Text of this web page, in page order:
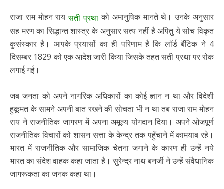
राजा राम मोहन रायसती प्रथा को अमानुषिक मानते थे। उनके अनुसार
सह मरण का सिद्धान्त शास्त्र के अनुसार सत्य नहीं है अपितु ये सोच विकृत
कुसंस्कार है। आपके प्रयासों का ही परिणाम है कि लॉर्ड बैंटिक ने 4
दिसम्बर 1829 को एक आदेश जारी किया जिसके तहत सती प्रथा पर रोक
लगाई गई।
जब जनता को अपने नागरिक अधिकारों का कोई ज्ञान न था और विदेशी
हुकूमत के सामने अपनी बात रखने की सोचता भी न था तब राजा राम मोहन
राय ने राजनीतिक जागरण में अपना अमूल्य योगदान दिया। अपने ओजपूर्ण
राजनीतिक विचारों को शासन सत्ता के केन्द्र तक पहुँचाने में कामयाब रहे।
भारत में राजनीतिक और सामाजिक चेतना जगाने के कारण ही उन्हें नये
भारत का संदेश वाहक कहा जाता है। सुरेन्द्र नाथ बनर्जी ने उन्हें संवैधानिक
जागरूकता का जनक कहा था।